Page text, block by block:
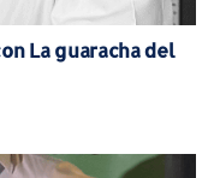
La guaracha del